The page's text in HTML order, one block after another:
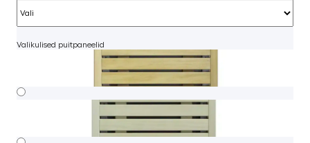
Valikulised puitpaneelid